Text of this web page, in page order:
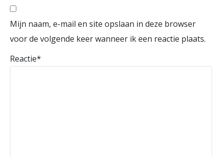
Mijn naam, e-mail en site opslaan in deze browser
voor de volgende keer wanneer ik een reactie plaats.
Reactie*